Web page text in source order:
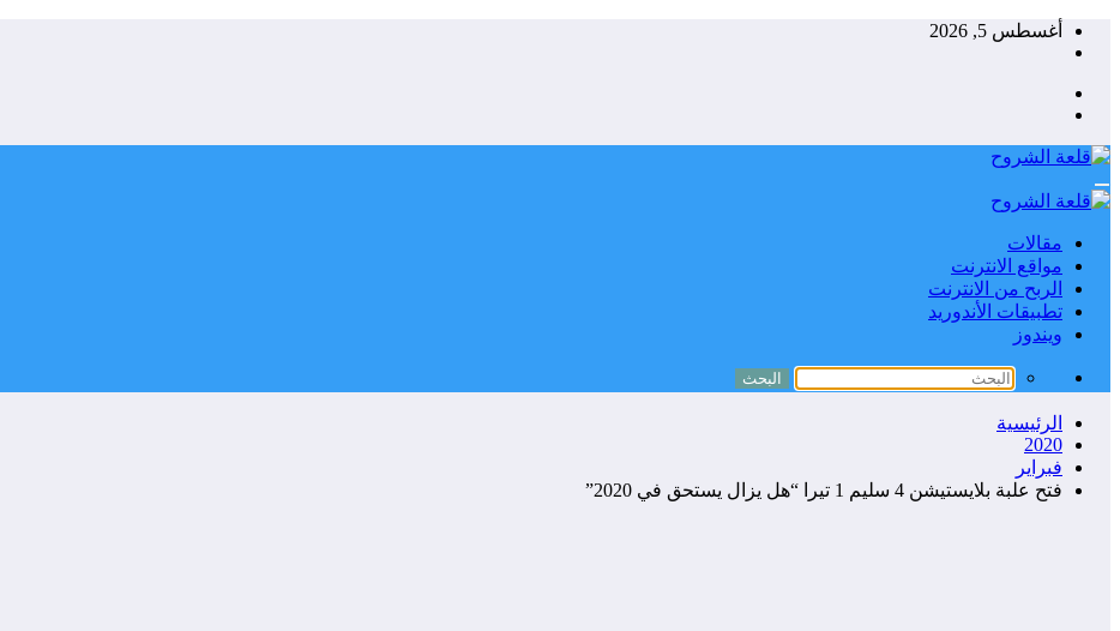
التجاوزأغسطس 5, 2026
مقالات
مواقع الانترنت
الربح من الانترنت
تطبيقات الأندوريد
ويندوز
الرئيسية
2020
فبراير
فتح علبة بلايستيشن 4 سليم 1 تيرا “هل يزال يستحق في 2020”